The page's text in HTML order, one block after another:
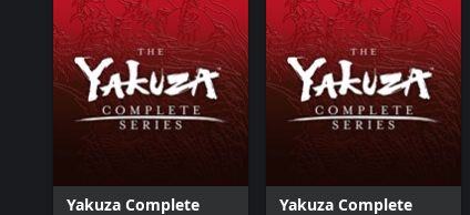
Yakuza Complete
Yakuza Complete